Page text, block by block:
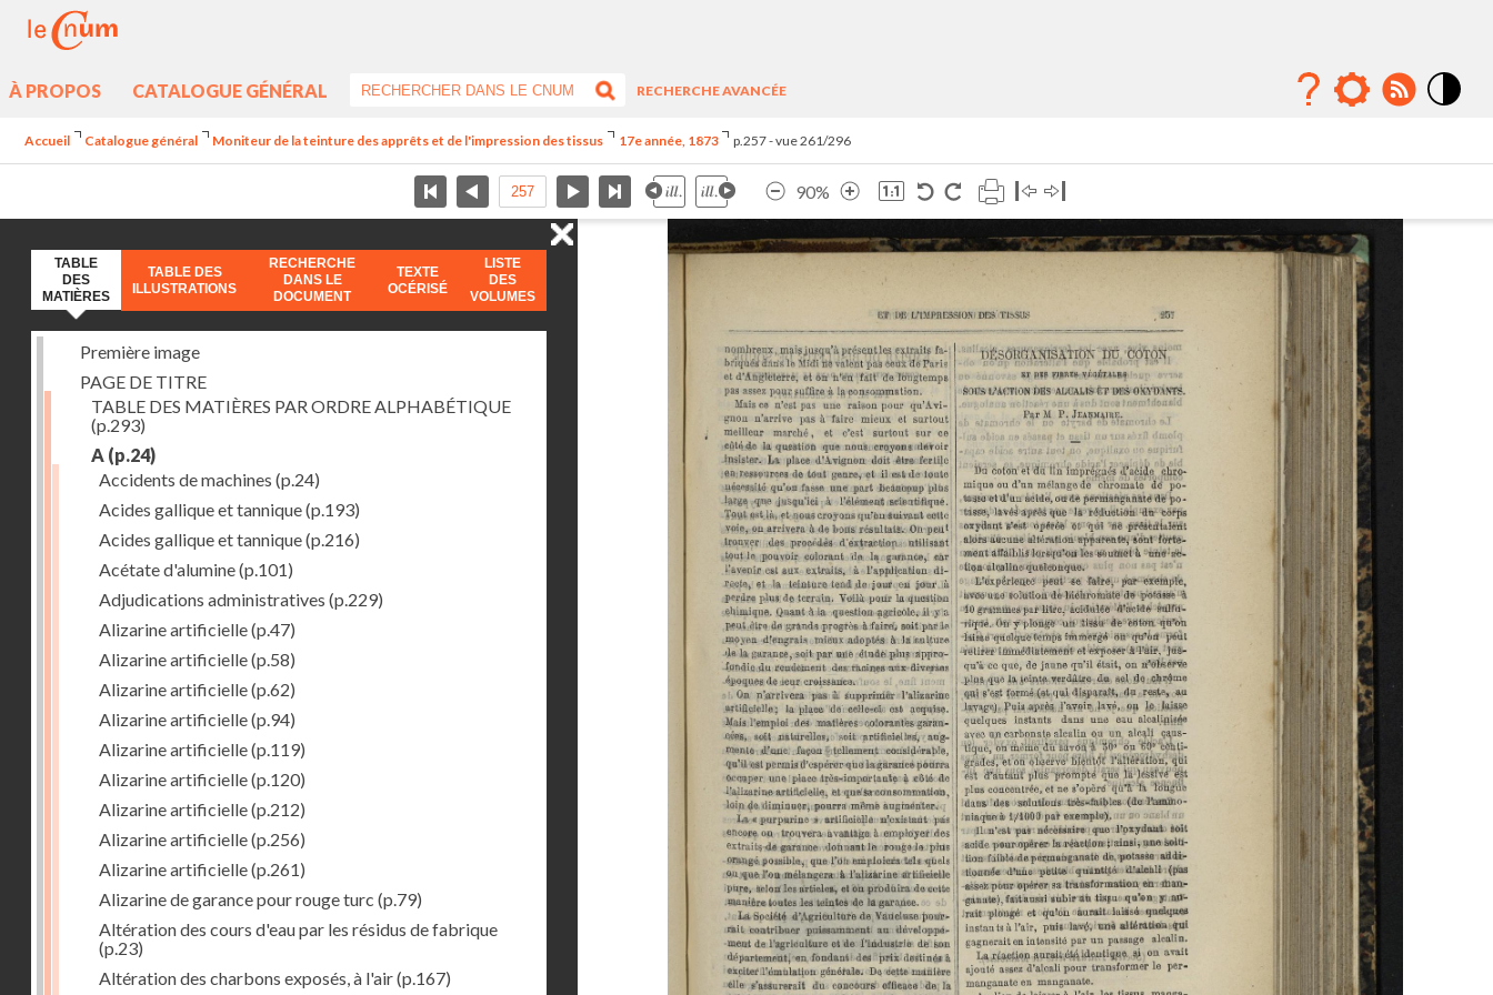
À PROPOS CATALOGUE GÉNÉRAL
RECHERCHE AVANCÉE
Accueil Catalogue général Moniteur de la teinture des apprêts et de l'impression des tissus 17e année, 1873 p.257 - vue 261/296
90%
TABLE
DES
MATIÈRES
TABLE DES
ILLUSTRATIONS
RECHERCHE
DANS LE
DOCUMENT
TEXTE
OCÉRISÉ
LISTE
DES
VOLUMES
Première image
PAGE DE TITRE
TABLE DES MATIÈRES PAR ORDRE ALPHABÉTIQUE
(p.293)
A (p.24)
Accidents de machines (p.24)
Acides gallique et tannique(p.193)
Acides gallique et tannique(p.216)
Acétate d'alumine(p.101)
Adjudications administratives (p.229)
Alizarine artificielle(p.47)
Alizarine artificielle(p.58)
Alizarine artificielle(p.62)
Alizarine artificielle(p.94)
Alizarine artificielle(p.119)
Alizarine artificielle(p.120)
Alizarine artificielle(p.212)
Alizarine artificielle(p.256)
Alizarine artificielle(p.261)
Alizarine de garance pour rouge turc (p.79)
Altération des cours d'eau par les résidus de fabrique
(p.23)
Altération des charbons exposés, à l'air(p.167)